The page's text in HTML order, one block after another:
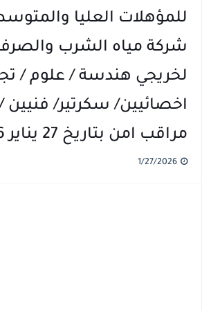
اعلان وظائف وزارة التعليم العالي " جامعة سمنود " للمؤهلات العليا
للمؤهلات العليا
شركة مياه الشرب
لخريجي هندسة / علوم /
اخصائيين/ سكرتير/
مراقب امن بتاريخ 27 يناير 2026